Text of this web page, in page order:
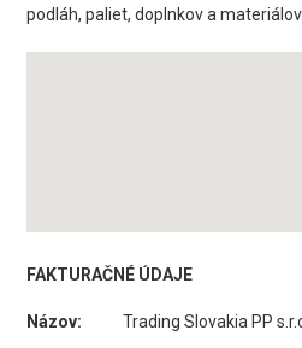
podláh, paliet, doplnkov a materiálov.
FAKTURAČNÉ ÚDAJE
Názov:
Trading Slovakia PP